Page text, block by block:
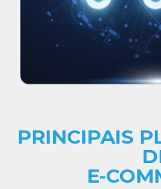
PRINCIPAIS
E-